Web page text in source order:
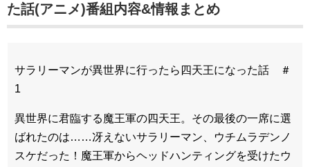
た話(アニメ)番組内容&情報まとめ
サラリーマンが異世界に行ったら四天王になった話 ＃
1
異世界に君臨する魔王軍の四天王。その最後の一席に選
ばれたのは……冴えないサラリーマン、ウチムラデンノ
スケだった！魔王軍からヘッドハンティングを受けたウ